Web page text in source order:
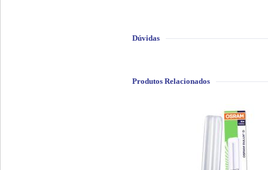
Dúvidas
Produtos Relacionados